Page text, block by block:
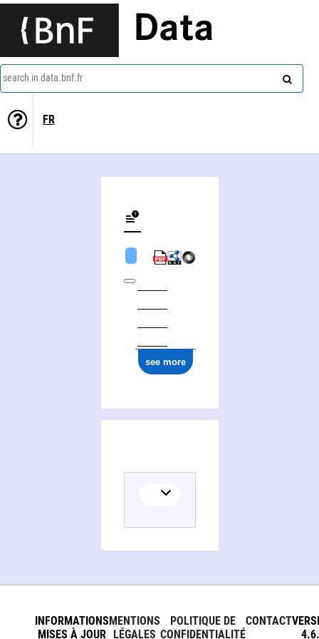
Data
search in data.bnf.fr
FR
see more
INFORMATIONS
MISES À JOUR
MENTIONS
LÉGALES
POLITIQUE DE
CONFIDENTIALITÉ
CONTACT